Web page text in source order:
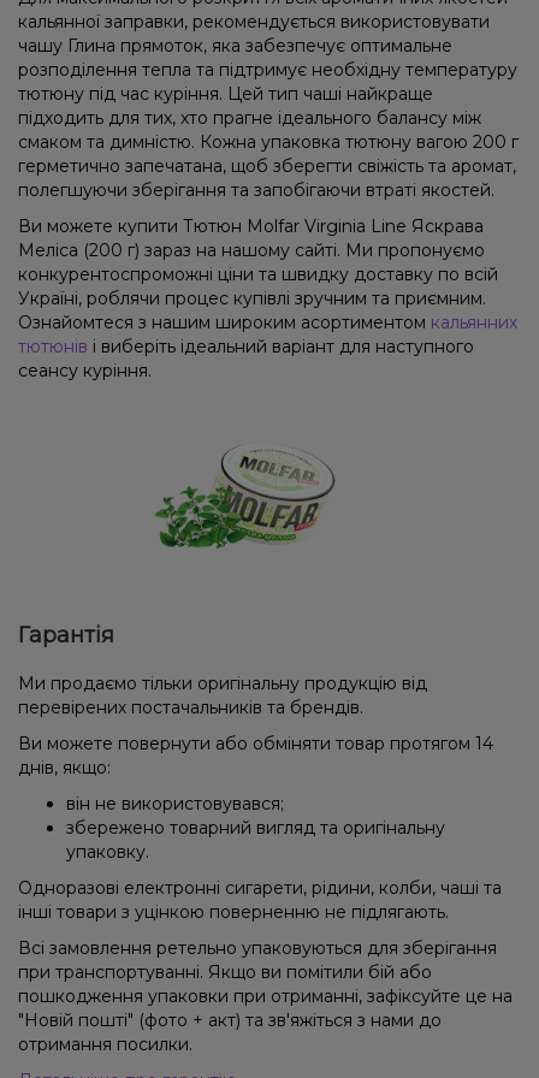
кальянної заправки, рекомендується використовувати
чашу Глина прямоток, яка забезпечує оптимальне
розподілення тепла та підтримує необхідну температуру
тютюну під час куріння. Цей тип чаші найкраще
підходить для тих, хто прагне ідеального балансу між
смаком та димністю. Кожна упаковка тютюну вагою 200 г
герметично запечатана, щоб зберегти свіжість та аромат,
полегшуючи зберігання та запобігаючи втраті якостей.
Ви можете купити Тютюн Molfar Virginia Line Яскрава
Меліса (200 г) зараз на нашому сайті. Ми пропонуємо
конкурентоспроможні ціни та швидку доставку по всій
Україні, роблячи процес купівлі зручним та приємним.
Ознайомтеся з нашим широким асортиментом кальянних
тютюнів і виберіть ідеальний варіант для наступного
сеансу куріння.
Гарантія
Ми продаємо тільки оригінальну продукцію від
перевірених постачальників та брендів.
Ви можете повернути або обміняти товар протягом 14
днів, якщо:
він не використовувався;
збережено товарний вигляд та оригінальну
упаковку.
Одноразові електронні сигарети, рідини, колби, чаші та
інші товари з уцінкою поверненню не підлягають.
Всі замовлення ретельно упаковуються для зберігання
при транспортуванні. Якщо ви помітили бій або
пошкодження упаковки при отриманні, зафіксуйте це на
"Новій пошті" (фото + акт) та зв'яжіться з нами до
отримання посилки.